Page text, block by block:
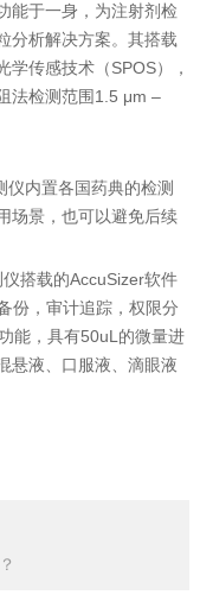
能于一身，为注射剂检
分析解决方案。其搭载
传感技术（SPOS），
法检测范围1.5 μm –
内置各国药典的检测
场景，也可以避免后续
搭载的AccuSizer软件
份，审计追踪，权限分
能，具有50uL的微量进
悬液、口服液、滴眼液